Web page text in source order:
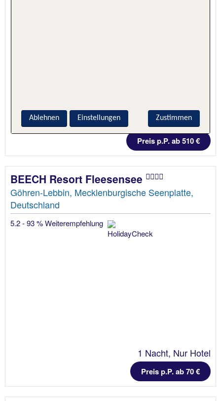
3 Nächte, Nur Hotel
Preis p.P. ab 510 €
BEECH Resort Fleesensee
Göhren-Lebbin, Mecklenburgische Seenplatte,
Deutschland
5.2 - 93 % Weiterempfehlung
1 Nacht, Nur Hotel
Preis p.P. ab 70 €
Zustimmen
Ablehnen Einstellungen